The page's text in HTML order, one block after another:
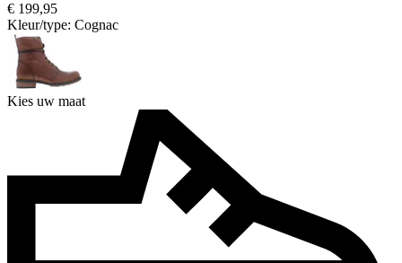
€ 199,95
Kleur/type: Cognac
Kies uw maat